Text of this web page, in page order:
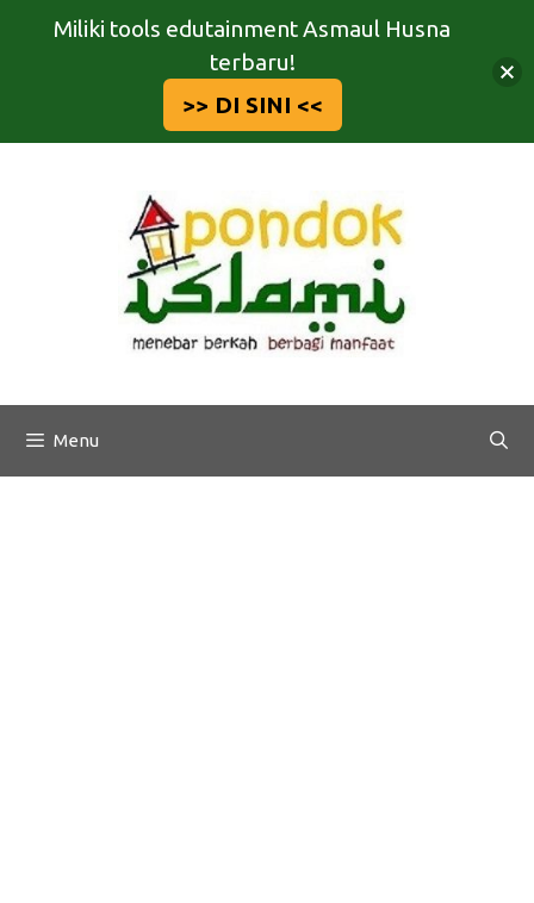
Menu
Miliki tools edutainment Asmaul Husna
terbaru!
>> DI SINI <<